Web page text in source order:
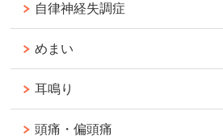
自律神経失調症
めまい
耳鳴り
頭痛・偏頭痛